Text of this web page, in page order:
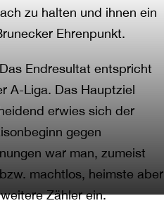
zu halten und ihnen ein
Ehrenpunkt.
Endresultat entspricht
A-Liga. Das Hauptziel
erwies sich der
gegen
war man, zumeist
machtlos, heimste aber
Zähler ein.